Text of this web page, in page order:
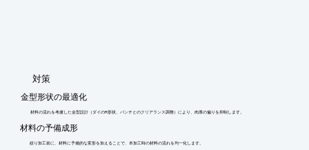
​対策
金型形状の最適化
材料の流れを考慮した金型設計（ダイのR形状、パンチとのクリアランス調整）により、肉厚の偏りを抑制します。
材料の予備成形
絞り加工前に、材料に予備的な変形を加えることで、本加工時の材料の流れを均一化します。